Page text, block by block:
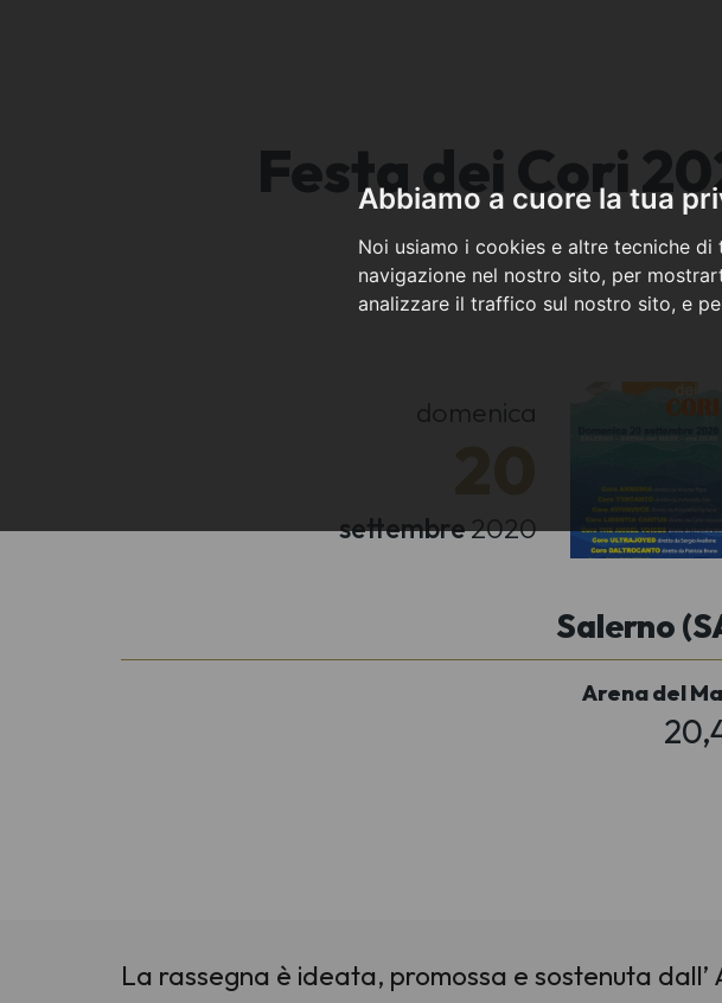
Abbiamo a cuore la tua
Noi usiamo i cookies e altre tecniche
navigazione nel nostro sito, per
analizzare il traffico sul nostro sito, e
Festa dei Cori
domenica
settembre2020
Salerno
Arena del
La rassegna è ideata, promossa e sostenuta